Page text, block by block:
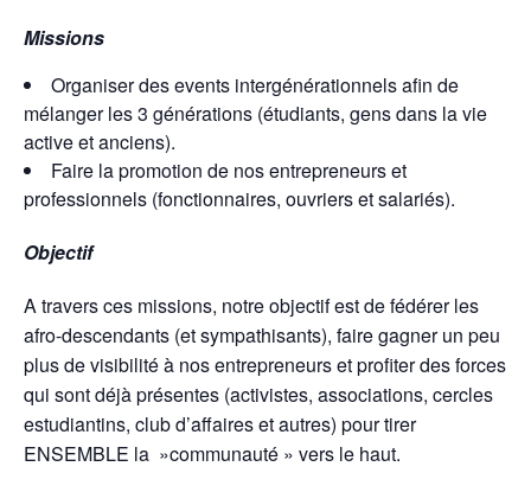
Missions
Organiser des events intergénérationnels afin de
mélanger les 3 générations (étudiants, gens dans la vie
active et anciens).
Faire la promotion de nos entrepreneurs et
professionnels (fonctionnaires, ouvriers et salariés).
Objectif
A travers ces missions, notre objectif est de fédérer les
afro-descendants (et sympathisants), faire gagner un peu
plus de visibilité à nos entrepreneurs et profiter des forces
qui sont déjà présentes (activistes, associations, cercles
estudiantins, club d’affaires et autres) pour tirer
ENSEMBLE la »communauté » vers le haut.